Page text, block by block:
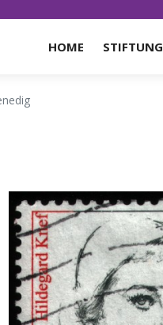
HOME STIFTUNG